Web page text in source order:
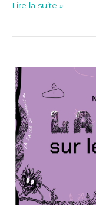
Lire la suite »
Revue
sur
les
tiers-
lieux
#13
Inclure